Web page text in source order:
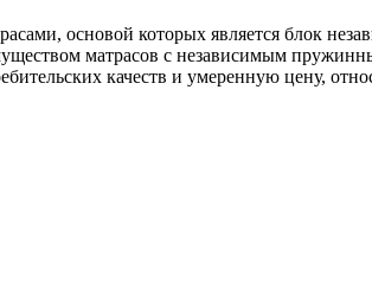
основой которых является блок
матрасов с независимым
качеств и умеренную цену,